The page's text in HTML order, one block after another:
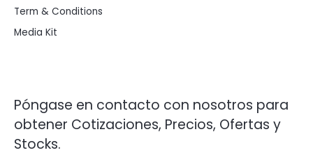
Term & Conditions
Media Kit
Póngase en contacto con nosotros para
obtener Cotizaciones, Precios, Ofertas y
Stocks.